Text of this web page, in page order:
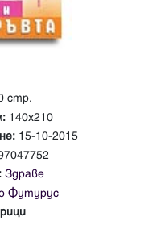
стр.
140х210
15-10-2015
Здраве
Футурус